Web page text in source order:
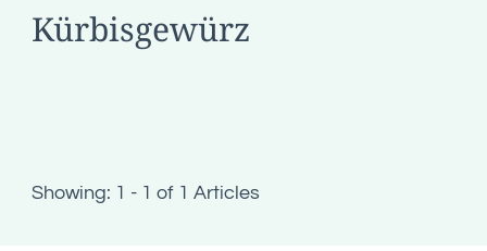
Kürbisgewürz
Showing: 1 - 1 of 1 Articles